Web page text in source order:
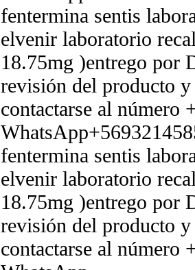
fentermina sentis
elvenir laboratorio
18.75mg )entrego por
revisión del producto
contactarse al número
fentermina sentis
elvenir laboratorio
18.75mg )entrego por
revisión del producto
contactarse al número